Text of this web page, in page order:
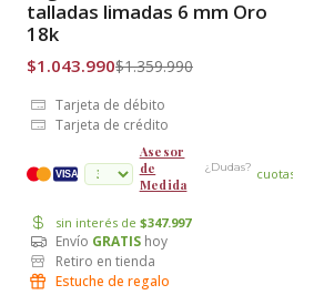
talladas limadas 6 mm Oro
18k
$1.043.990$1.359.990
Tarjeta de débito
Tarjeta de crédito
VISA
Asesor
de
Medida
¿Dudas? cuotas
sin interés de $347.997
Envío GRATIS hoy
Retiro en tienda
Estuche de regalo